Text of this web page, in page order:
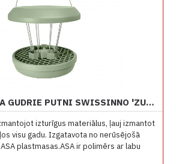
PUTNU BAROTAVA GUDRIE PUTNI SWISSINNO 'ZURICH' LAURU ZAĻA TAUKU BUMBĀM.
izturīgus materiālus, ļauj izmantot
visu gadu. Izgatavota no nerūsējošā
plastmasas.ASA ir polimērs ar labu